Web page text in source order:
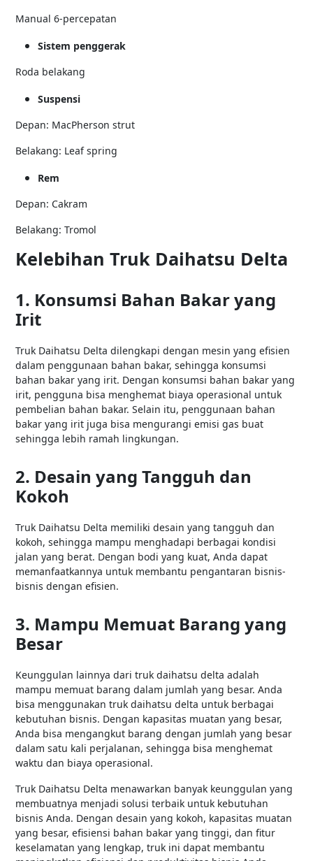
Manual 6-percepatan
Sistem penggerak
Roda belakang
Suspensi
Depan: MacPherson strut
Belakang: Leaf spring
Rem
Depan: Cakram
Belakang: Tromol
Kelebihan Truk Daihatsu Delta
1. Konsumsi Bahan Bakar yang
Irit
Truk Daihatsu Delta dilengkapi dengan mesin yang efisien
dalam penggunaan bahan bakar, sehingga konsumsi
bahan bakar yang irit. Dengan konsumsi bahan bakar yang
irit, pengguna bisa menghemat biaya operasional untuk
pembelian bahan bakar. Selain itu, penggunaan bahan
bakar yang irit juga bisa mengurangi emisi gas buat
sehingga lebih ramah lingkungan.
2. Desain yang Tangguh dan
Kokoh
Truk Daihatsu Delta memiliki desain yang tangguh dan
kokoh, sehingga mampu menghadapi berbagai kondisi
jalan yang berat. Dengan bodi yang kuat, Anda dapat
memanfaatkannya untuk membantu pengantaran bisnis-
bisnis dengan efisien.
3. Mampu Memuat Barang yang
Besar
Keunggulan lainnya dari truk daihatsu delta adalah
mampu memuat barang dalam jumlah yang besar. Anda
bisa menggunakan truk daihatsu delta untuk berbagai
kebutuhan bisnis. Dengan kapasitas muatan yang besar,
Anda bisa mengangkut barang dengan jumlah yang besar
dalam satu kali perjalanan, sehingga bisa menghemat
waktu dan biaya operasional.
Truk Daihatsu Delta menawarkan banyak keunggulan yang
membuatnya menjadi solusi terbaik untuk kebutuhan
bisnis Anda. Dengan desain yang kokoh, kapasitas muatan
yang besar, efisiensi bahan bakar yang tinggi, dan fitur
keselamatan yang lengkap, truk ini dapat membantu